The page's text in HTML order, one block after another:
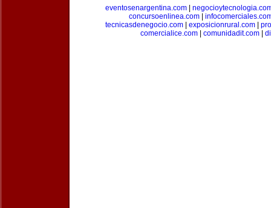
eventosenargentina.com
concursoenlinea.com|
tecnicasdenegocio.com
exposicionrural.com
comercialice.com| comunidadit.com|